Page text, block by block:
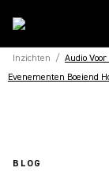
Inzichten / Audio
Evenementen Boeiend
BLOG